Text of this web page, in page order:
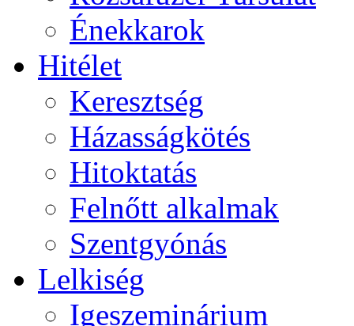
Énekkarok
Hitélet
Keresztség
Házasságkötés
Hitoktatás
Felnőtt alkalmak
Szentgyónás
Lelkiség
Igeszeminárium